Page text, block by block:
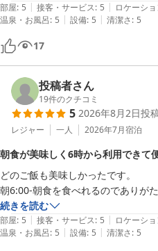
部屋: 5 | 接客・サービス: 5 | ロケーシ
温泉・お風呂: 5 | 設備: 5 | 清潔さ: 5
17
投稿者さん
19件のクチコミ
5 2026年8月2日投
レジャー 一人 2026年7月宿泊
朝食が美味しく6時から利用できて
どのご飯も美味しかったです。
朝6:00-朝食を食べれるのでありがた
続きを読む
部屋: 5 | 接客・サービス: 5 | ロケーシ
温泉・お風呂: 5 | 設備: 5 | 清潔さ: 5